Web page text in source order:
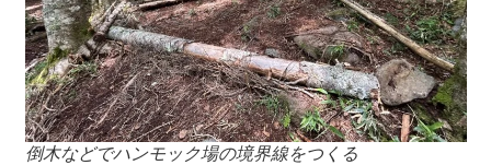
倒木などでハンモック場の境界線をつくる